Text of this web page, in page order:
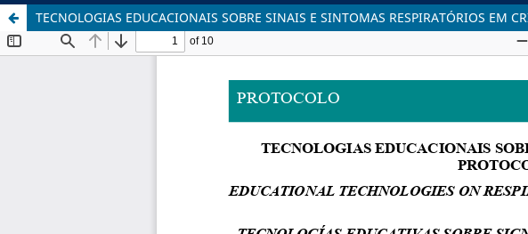
TECNOLOGIAS EDUCACIONAIS SOBRE SINAIS E SINTOMAS RESPIRATÓRIOS EM